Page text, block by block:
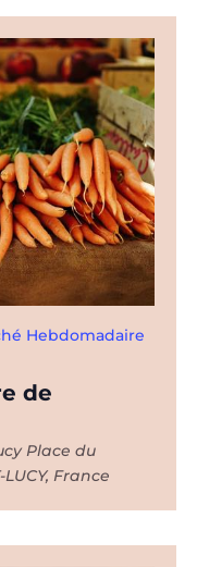
de
Hebdomadaire
Place du
France